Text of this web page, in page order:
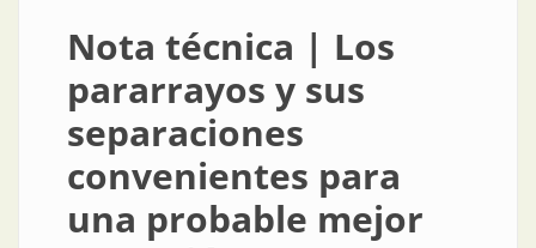
Nota técnica | Los
pararrayos y sus
separaciones
convenientes para
una probable mejor